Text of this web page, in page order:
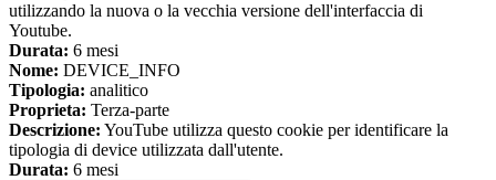
utilizzando la nuova o la vecchia versione dell'interfaccia di
Youtube.
Durata: 6 mesi
Nome: DEVICE_INFO
Tipologia: analitico
Proprieta: Terza-parte
Descrizione: YouTube utilizza questo cookie per identificare la
tipologia di device utilizzata dall'utente.
Durata: 6 mesi